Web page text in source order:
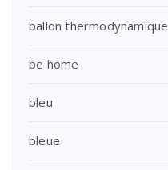
ballon thermodynamique
be home
bleu
bleue